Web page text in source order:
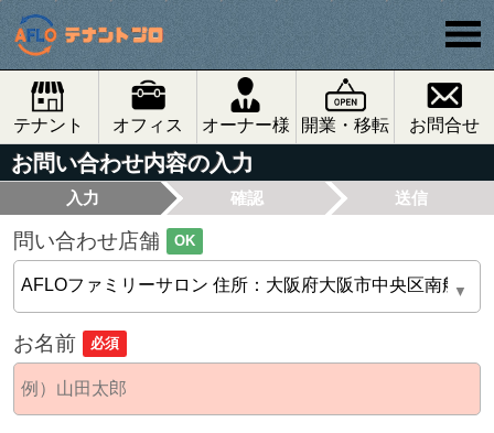
テナント オフィス オーナー様 開業・移転 お問合せ
お問い合わせ内容の入力
入力 確認 送信
問い合わせ店舗 OK
お名前 必須